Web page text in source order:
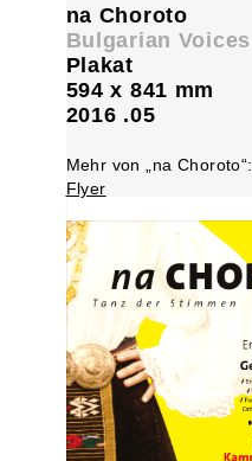
na Choroto
Bulgarian Voices
Plakat
594 x 841 mm
2016 .05
Mehr von „na Choroto“:
Flyer